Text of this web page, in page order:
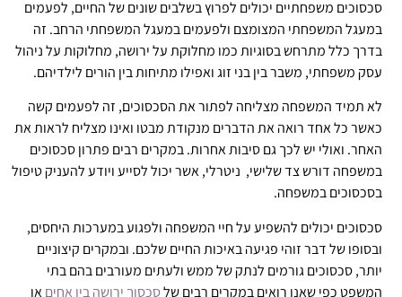
סכסוכים משפחתיים יכולים לפרוץ בשלבים שונים של החיים, לפעמים
במעגל המשפחתי המצומצם ולפעמים במעגל המשפחתי הרחב. זה
בדרך כלל מתרחש בסוגיות כמו מחלוקת על ירושה, מחלוקות על ניהול
עסק משפחתי, משבר בין בני זוג ואפילו מתיחות בין הורים לילדיהם.
לא תמיד המשפחה מצליחה לפתור את הסכסוכים, זה לפעמים קשה
כאשר כל אחד רואה את הדברים מנקודת מבטו ואינו מצליח לראות את
האחר. ואולי יש לכך גם סיבות אחרות. במקרים רבים פתרון סכסוכים
במשפחה דורש צד שלישי, ניטרלי, אשר יכול לסייע ויודע להעניק טיפול
בסכסוכים במשפחה.
סכסוכים יכולים להשפיע על חיי המשפחה ולפגוע במערכות היחסים,
ובסופו של דבר זוהי פגיעה באיכות החיים שלכם. ובמקרים קיצוניים
יותר, סכסוכים גורמים לנתק של ממש ולעתים מעורבים בהם בתי
המשפט כפי שאנו רואים במקרים רבים שלסכסוך ירושה בין אחיםאו